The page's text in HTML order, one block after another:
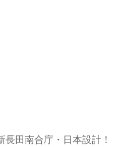
田南合庁・日本設計！